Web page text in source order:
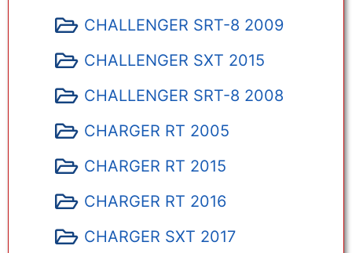
CHALLENGER SRT-8 2009
CHALLENGER SXT 2015
CHALLENGER SRT-8 2008
CHARGER RT 2005
CHARGER RT 2015
CHARGER RT 2016
CHARGER SXT 2017